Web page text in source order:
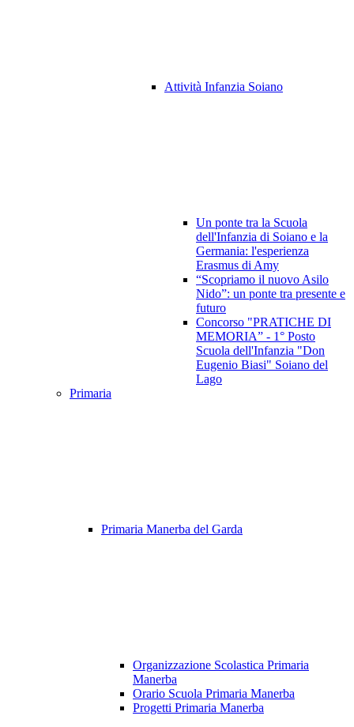
Attività Infanzia Soiano
Un ponte tra la Scuola
dell'Infanzia di Soiano e la
Germania: l'esperienza
Erasmus di Amy
“Scopriamo il nuovo Asilo
Nido”: un ponte tra presente e
futuro
Concorso "PRATICHE DI
MEMORIA” - 1° Posto
Scuola dell'Infanzia "Don
Eugenio Biasi" Soiano del
Lago
Primaria
Primaria Manerba del Garda
Organizzazione Scolastica Primaria
Manerba
Orario Scuola Primaria Manerba
Progetti Primaria Manerba